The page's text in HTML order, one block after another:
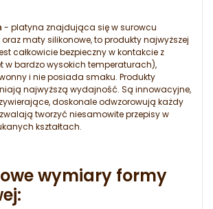
- platyna znajdująca się w surowcu
maty silikonowe, to produkty najwyższej
całkowicie bezpieczny w kontakcie z
w bardzo wysokich temperaturach),
i nie posiada smaku. Produkty
najwyższą wydajność. Są innowacyjne,
doskonale odwzorowują każdy
tworzyć niesamowite przepisy w
kształtach.
wymiary formy